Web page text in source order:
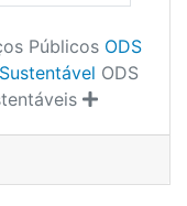
Públicos ODS
ODS